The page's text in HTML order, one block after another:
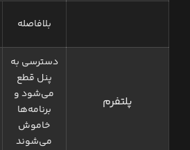
بلافاصله
پلتفرم
دسترسی به
پنل قطع
می‌شود و
برنامه‌ها
خاموش
می‌شوند